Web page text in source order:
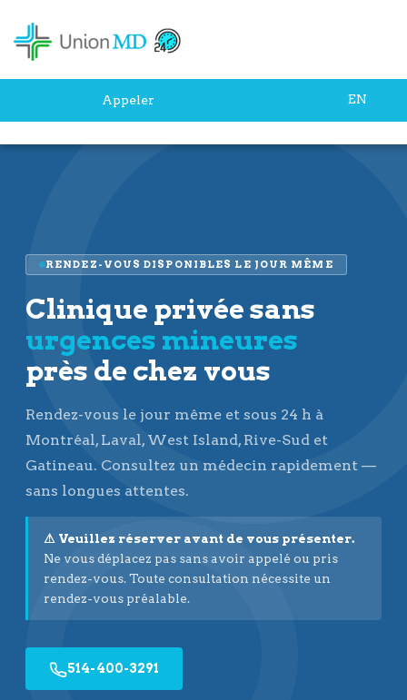
Appeler EN
RENDEZ-VOUS DISPONIBLES LE JOUR MÊME
Clinique privée sans
urgences mineures
près de chez vous
Rendez-vous le jour même et sous 24 h à
Montréal, Laval, West Island, Rive-Sud et
Gatineau. Consultez un médecin rapidement —
sans longues attentes.
⚠ Veuillez réserver avant de vous présenter.
Ne vous déplacez pas sans avoir appelé ou pris
rendez-vous. Toute consultation nécessite un
rendez-vous préalable.
514-400-3291